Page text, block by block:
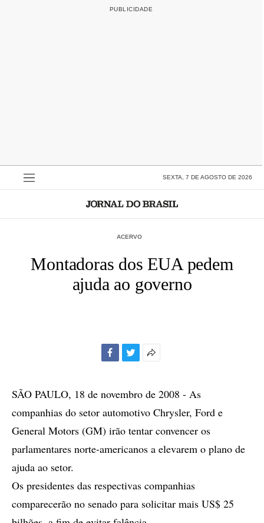
SEXTA, 7 DE AGOSTO DE 2026
ACERVO
Montadoras dos EUA pedem
ajuda ao governo
compartilhamento
SÃO PAULO, 18 de novembro de 2008 - As
companhias do setor automotivo Chrysler, Ford e
General Motors (GM) irão tentar convencer os
parlamentares norte-americanos a elevarem o plano de
ajuda ao setor.
Os presidentes das respectivas companhias
comparecerão no senado para solicitar mais US$ 25